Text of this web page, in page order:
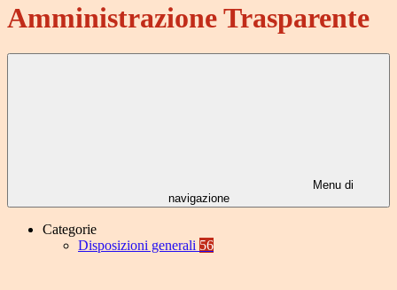
Amministrazione Trasparente
Menu di
navigazione
Categorie
Disposizioni generali 56